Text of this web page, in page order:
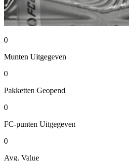
0
Munten Uitgegeven
0
Pakketten Geopend
0
FC-punten Uitgegeven
0
Avg. Value